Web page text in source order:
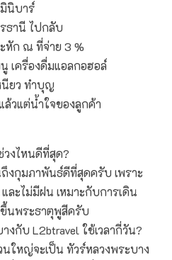
นิบาร์
ธานี ไปกลับ
หัก ณ ที่จ่าย 3 %
เครื่องดื่มแอลกอฮอล์
นียว ทำบุญ
วแต่น้ำใจของลูกค้า
วงไหนดีที่สุด?
งกุมภาพันธ์ดีที่สุดครับ เพราะ
ละไม่มีฝน เหมาะกับการเดิน
ขึ้นพระธาตุพูสีครับ
งกับ L2btravel ใช้เวลากี่วัน?
ใหญ่จะเป็น ทัวร์หลวงพระบาง